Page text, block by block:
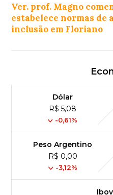
Ver. prof. Magno
estabelece normas de
inclusão em Floriano
Dólar
R$ 5,08
-0,61%
Peso Argentino
R$ 0,00
-3,12%